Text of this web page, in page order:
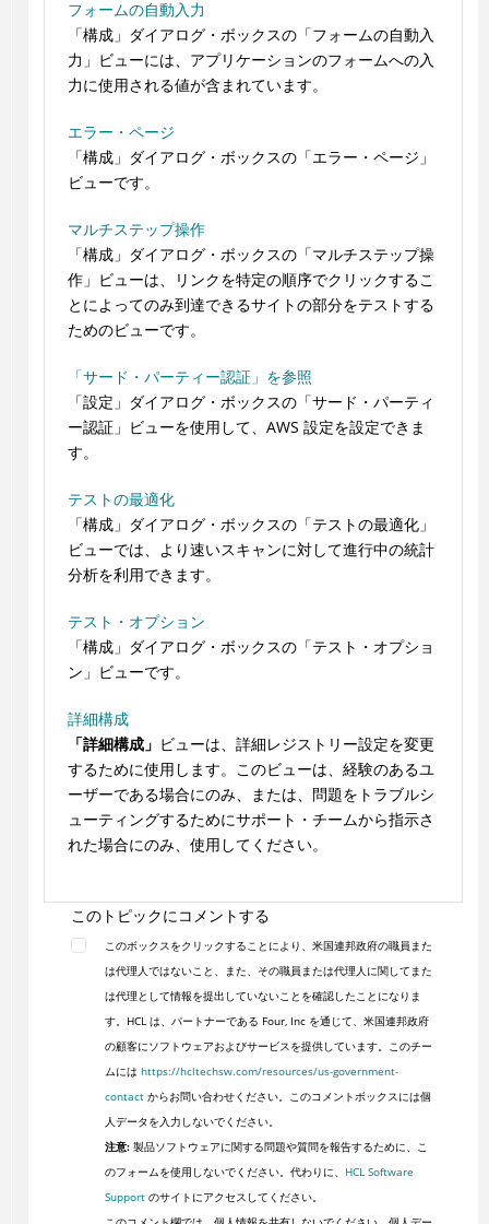
フォームの自動入力
「構成」ダイアログ・ボックスの「フォームの自動入
力」ビューには、アプリケーションのフォームへの入
力に使用される値が含まれています。
エラー・ページ
「構成」ダイアログ・ボックスの「エラー・ページ」
ビューです。
マルチステップ操作
「構成」ダイアログ・ボックスの「マルチステップ操
作」ビューは、リンクを特定の順序でクリックするこ
とによってのみ到達できるサイトの部分をテストする
ためのビューです。
「サード・パーティー認証」を参照
「設定」ダイアログ・ボックスの「サード・パーティ
ー認証」ビューを使用して、AWS 設定を設定できま
す。
テストの最適化
「構成」ダイアログ・ボックスの「テストの最適化」
ビューでは、より速いスキャンに対して進行中の統計
分析を利用できます。
テスト・オプション
「構成」ダイアログ・ボックスの「テスト・オプショ
ン」ビューです。
詳細構成
「詳細構成」 ビューは、詳細レジストリー設定を変更
するために使用します。このビューは、経験のあるユ
ーザーである場合にのみ、または、問題をトラブルシ
ューティングするためにサポート・チームから指示さ
れた場合にのみ、使用してください。
このトピックにコメントする
このボックスをクリックすることにより、米国連邦政府の職員また
は代理人ではないこと、また、その職員または代理人に関してまた
は代理として情報を提出していないことを確認したことになりま
す。HCL は、パートナーである Four, Inc を通じて、米国連邦政府
の顧客にソフトウェアおよびサービスを提供しています。このチー
ムには https://hcltechsw.com/resources/us-government-
contactからお問い合わせください。このコメントボックスには個
人データを入力しないでください。
注意:製品ソフトウェアに関する問題や質問を報告するために、こ
のフォームを使用しないでください。代わりに、 HCL Software
Supportのサイトにアクセスしてください。